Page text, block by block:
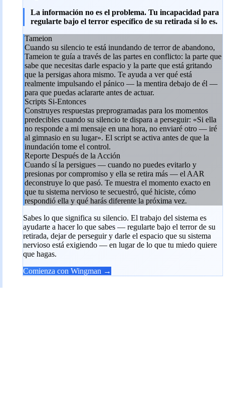
La información no es el problema. Tu incapacidad para
regularte bajo el terror específico de su retirada sí lo es.
Tameion
Cuando su silencio te está inundando de terror de abandono,
Tameion te guía a través de las partes en conflicto: la parte que
sabe que necesitas darle espacio y la parte que está gritando
que la persigas ahora mismo. Te ayuda a ver qué está
realmente impulsando el pánico — la mentira debajo de él —
para que puedas aclararte antes de actuar.
Scripts Si-Entonces
Construyes respuestas preprogramadas para los momentos
predecibles cuando su silencio te dispara a perseguir: «Si ella
no responde a mi mensaje en una hora, no enviaré otro — iré
al gimnasio en su lugar». El script se activa antes de que la
inundación tome el control.
Reporte Después de la Acción
Cuando sí la persigues — cuando no puedes evitarlo y
presionas por compromiso y ella se retira más — el AAR
deconstruye lo que pasó. Te muestra el momento exacto en
que tu sistema nervioso te secuestró, qué hiciste, cómo
respondió ella y qué harás diferente la próxima vez.
Sabes lo que significa su silencio. El trabajo del sistema es
ayudarte a hacer lo que sabes — regularte bajo el terror de su
retirada, dejar de perseguir y darle el espacio que su sistema
nervioso está exigiendo — en lugar de lo que tu miedo quiere
que hagas.
Comienza con Wingman →